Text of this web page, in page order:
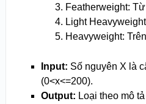
Featherweight:
Light
Heavyweight:
Input: Số nguyên X là
(0<x<=200).
Output: Loại theo mô